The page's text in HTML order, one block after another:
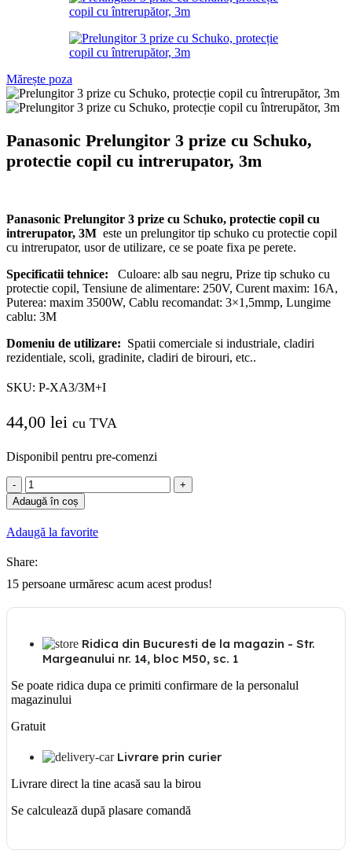
Mărește poza
Panasonic Prelungitor 3 prize cu Schuko,
protectie copil cu intrerupator, 3m
Panasonic Prelungitor 3 prize cu Schuko, protectie copil cu
intrerupator, 3M este un prelungitor tip schuko cu protectie copil
cu intrerupator, usor de utilizare, ce se poate fixa pe perete.
Specificatii tehnice: Culoare: alb sau negru, Prize tip schuko cu
protectie copil, Tensiune de alimentare: 250V, Curent maxim: 16A,
Puterea: maxim 3500W, Cablu recomandat: 3×1,5mmp, Lungime
cablu: 3M
Domeniu de utilizare: Spatii comerciale si industriale, cladiri
rezidentiale, scoli, gradinite, cladiri de birouri, etc..
SKU: P-XA3/3M+I
44,00 lei cu TVA
Disponibil pentru pre-comenzi
Cantitate
Panasonic
Prelungitor
prize
Schuko,
protectie
cu
Adaugă în coș
Adaugă la favorite
Share:
15 persoane urmăresc acum acest produs!
Ridica din Bucuresti de la magazin - Str.
Margeanului nr. 14, bloc M50, sc. 1
Se poate ridica dupa ce primiti confirmare de la personalul
magazinului
Gratuit
Livrare prin curier
Livrare direct la tine acasă sau la birou
Se calculează după plasare comandă